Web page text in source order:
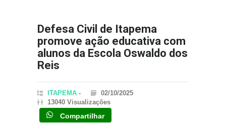
Defesa Civil de Itapema
promove ação educativa com
alunos da Escola Oswaldo dos
Reis
ITAPEMA -
02/10/2025
13040 Visualizações
Compartilhar